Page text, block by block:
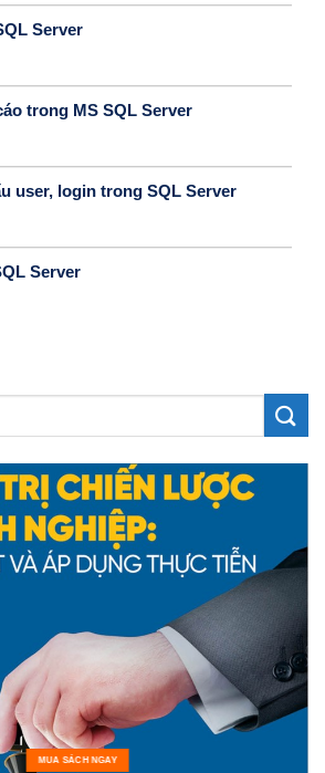
Server
trong MS SQL Server
user, login trong SQL Server
Server
MUA SÁCH NGAY